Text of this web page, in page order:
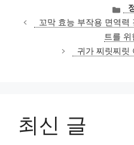
카
테
고
리
꼬막 효능 부작용 면역력
트를 위
귀가 찌릿찌릿
최신 글